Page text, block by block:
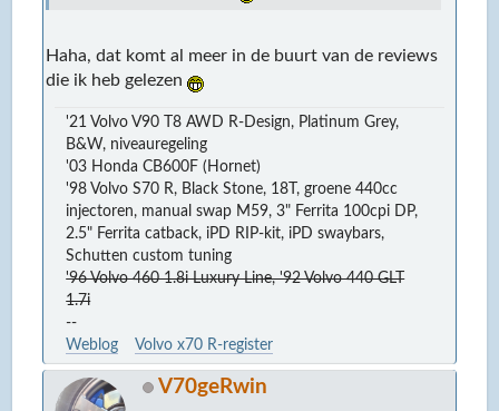
Haha, dat komt al meer in de buurt van de reviews
die ik heb gelezen
'21 Volvo V90 T8 AWD R-Design, Platinum Grey,
B&W, niveauregeling
'03 Honda CB600F (Hornet)
'98 Volvo S70 R, Black Stone, 18T, groene 440cc
injectoren, manual swap M59, 3" Ferrita 100cpi DP,
2.5" Ferrita catback, iPD RIP-kit, iPD swaybars,
Schutten custom tuning
'96 Volvo 460 1.8i Luxury Line, '92 Volvo 440 GLT
1.7i
--
Weblog
Volvo x70 R-register
V70geRwin